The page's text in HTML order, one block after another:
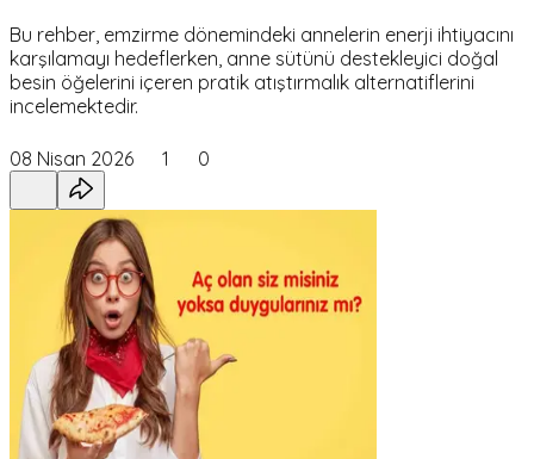
Bu rehber, emzirme dönemindeki annelerin enerji ihtiyacını
karşılamayı hedeflerken, anne sütünü destekleyici doğal
besin öğelerini içeren pratik atıştırmalık alternatiflerini
incelemektedir.
08 Nisan 2026 1 0